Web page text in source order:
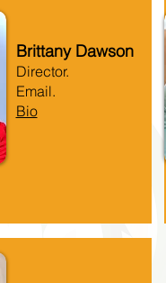
Brittany Dawson
Director.
Email.
Bio